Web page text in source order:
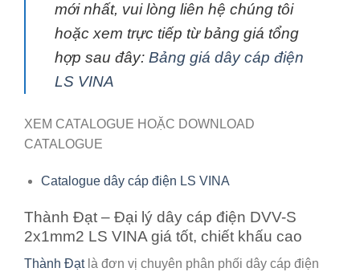
mới nhất, vui lòng liên hệ chúng tôi
hoặc xem trực tiếp từ bảng giá tổng
hợp sau đây: Bảng giá dây cáp điện
LS VINA
XEM CATALOGUE HOẶC DOWNLOAD
CATALOGUE
Catalogue dây cáp điện LS VINA
Thành Đạt – Đại lý dây cáp điện DVV-S
2x1mm2 LS VINA giá tốt, chiết khấu cao
Thành Đạtlà đơn vị chuyên phân phối dây cáp điện